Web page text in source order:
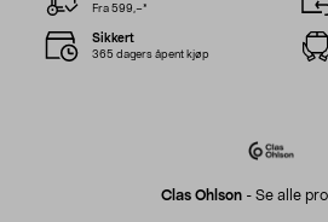
Clas Ohlson- Se alle
Fra 599,–*
Sikkert
365 dagers åpent kjøp